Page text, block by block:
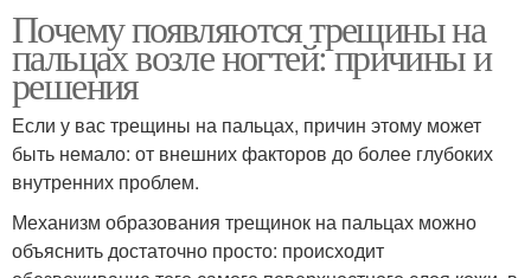
Почему появляются трещины на
пальцах возле ногтей: причины и
решения
Если у вас трещины на пальцах, причин этому может
быть немало: от внешних факторов до более глубоких
внутренних проблем.
Механизм образования трещинок на пальцах можно
объяснить достаточно просто: происходит